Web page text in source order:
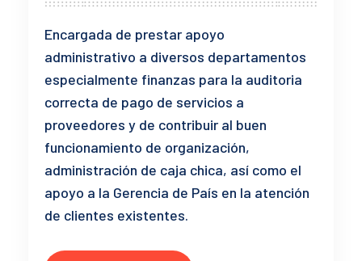
Encargada de prestar apoyo
administrativo a diversos departamentos
especialmente finanzas para la auditoria
correcta de pago de servicios a
proveedores y de contribuir al buen
funcionamiento de organización,
administración de caja chica, así como el
apoyo a la Gerencia de País en la atención
de clientes existentes.